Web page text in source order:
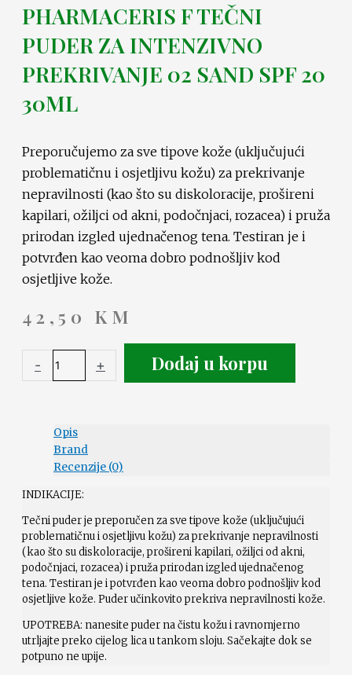
PHARMACERIS F TEČNI
PUDER ZA INTENZIVNO
PREKRIVANJE 02 SAND SPF 20
30ML
Preporučujemo za sve tipove kože (uključujući
problematičnu i osjetljivu kožu) za prekrivanje
nepravilnosti (kao što su diskoloracije, prošireni
kapilari, ožiljci od akni, podočnjaci, rozacea) i pruža
prirodan izgled ujednačenog tena. Testiran je i
potvrđen kao veoma dobro podnošljiv kod
osjetljive kože.
42,50 KM
- + Dodaj u korpu
Opis
Brand
Recenzije (0)
INDIKACIJE:
Tečni puder je preporučen za sve tipove kože (uključujući
problematičnu i osjetljivu kožu) za prekrivanje nepravilnosti
(kao što su diskoloracije, prošireni kapilari, ožiljci od akni,
podočnjaci, rozacea) i pruža prirodan izgled ujednačenog
tena. Testiran je i potvrđen kao veoma dobro podnošljiv kod
osjetljive kože. Puder učinkovito prekriva nepravilnosti kože.
UPOTREBA: nanesite puder na čistu kožu i ravnomjerno
utrljajte preko cijelog lica u tankom sloju. Sačekajte dok se
potpuno ne upije.